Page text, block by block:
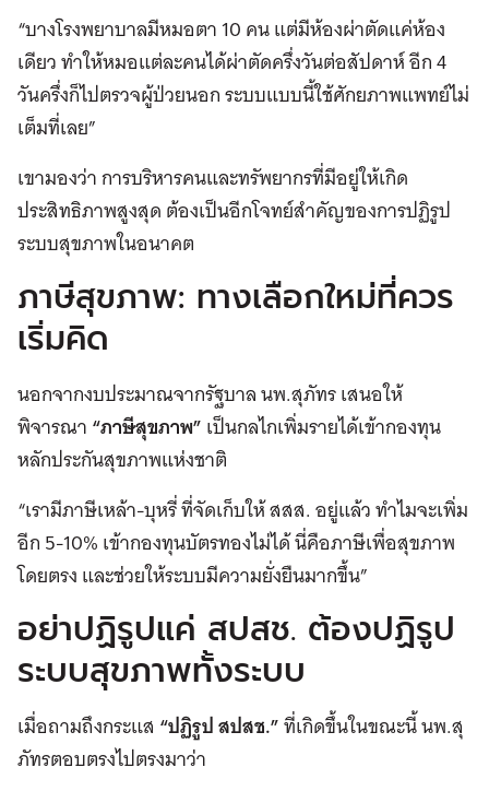
“บางโรงพยาบาลมีหมอตา 10 คน แต่มีห้องผ่าตัดแค่ห้อง
เดียว ทำให้หมอแต่ละคนได้ผ่าตัดครึ่งวันต่อสัปดาห์ อีก 4
วันครึ่งก็ไปตรวจผู้ป่วยนอก ระบบแบบนี้ใช้ศักยภาพแพทย์ไม่
เต็มที่เลย”
เขามองว่า การบริหารคนและทรัพยากรที่มีอยู่ให้เกิด
ประสิทธิภาพสูงสุด ต้องเป็นอีกโจทย์สำคัญของการปฏิรูป
ระบบสุขภาพในอนาคต
ภาษีสุขภาพ: ทางเลือกใหม่ที่ควร
เริ่มคิด
นอกจากงบประมาณจากรัฐบาล นพ.สุภัทร เสนอให้
พิจารณา“ภาษีสุขภาพ”เป็นกลไกเพิ่มรายได้เข้ากองทุน
หลักประกันสุขภาพแห่งชาติ
“เรามีภาษีเหล้า-บุหรี่ ที่จัดเก็บให้ สสส. อยู่แล้ว ทำไมจะเพิ่ม
อีก 5-10% เข้ากองทุนบัตรทองไม่ได้ นี่คือภาษีเพื่อสุขภาพ
โดยตรง และช่วยให้ระบบมีความยั่งยืนมากขึ้น”
อย่าปฏิรูปแค่ สปสช. ต้องปฏิรูป
ระบบสุขภาพทั้งระบบ
เมื่อถามถึงกระแส “ปฏิรูป สปสช.”ที่เกิดขึ้นในขณะนี้ นพ.สุ
ภัทรตอบตรงไปตรงมาว่า